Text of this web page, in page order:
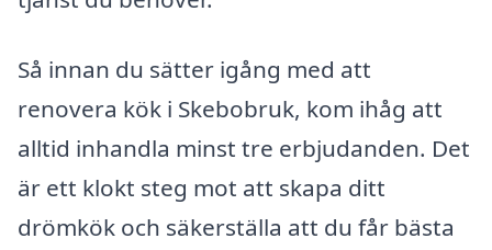
Så innan du sätter igång med att
renovera kök i Skebobruk, kom ihåg att
alltid inhandla minst tre erbjudanden. Det
är ett klokt steg mot att skapa ditt
drömkök och säkerställa att du får bästa